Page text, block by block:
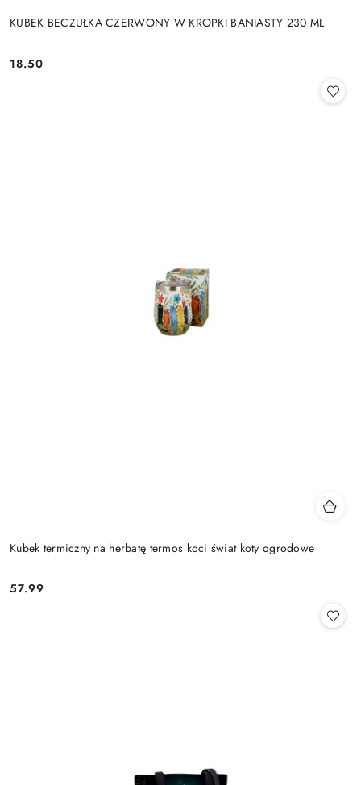
KUBEK BECZUŁKA CZERWONY W KROPKI BANIASTY 230 ML
Cena:
18.50
Kubek termiczny na herbatę termos koci świat koty ogrodowe
Cena:
57.99